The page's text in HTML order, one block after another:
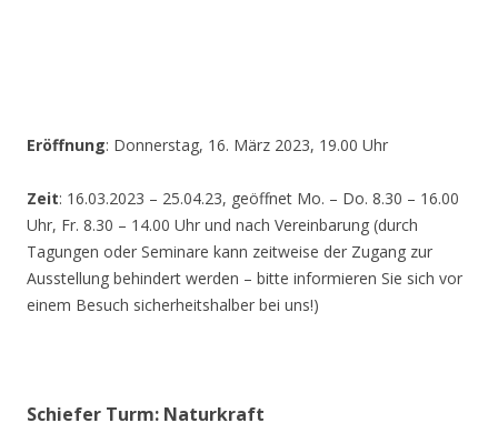
Eröffnung: Donnerstag, 16. März 2023, 19.00 Uhr
Zeit: 16.03.2023 – 25.04.23, geöffnet Mo. – Do. 8.30 – 16.00
Uhr, Fr. 8.30 – 14.00 Uhr und nach Vereinbarung (durch
Tagungen oder Seminare kann zeitweise der Zugang zur
Ausstellung behindert werden – bitte informieren Sie sich vor
einem Besuch sicherheitshalber bei uns!)
Schiefer Turm: Naturkraft